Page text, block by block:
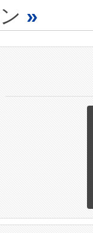
ン »